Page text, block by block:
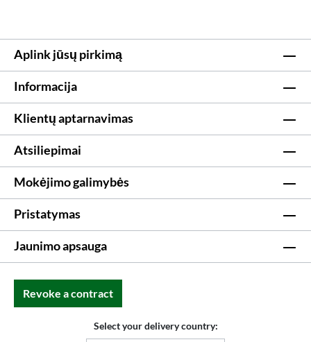
Aplink jūsų pirkimą
Informacija
Klientų aptarnavimas
Atsiliepimai
Mokėjimo galimybės
Pristatymas
Jaunimo apsauga
Revoke a contract
Select your delivery country: